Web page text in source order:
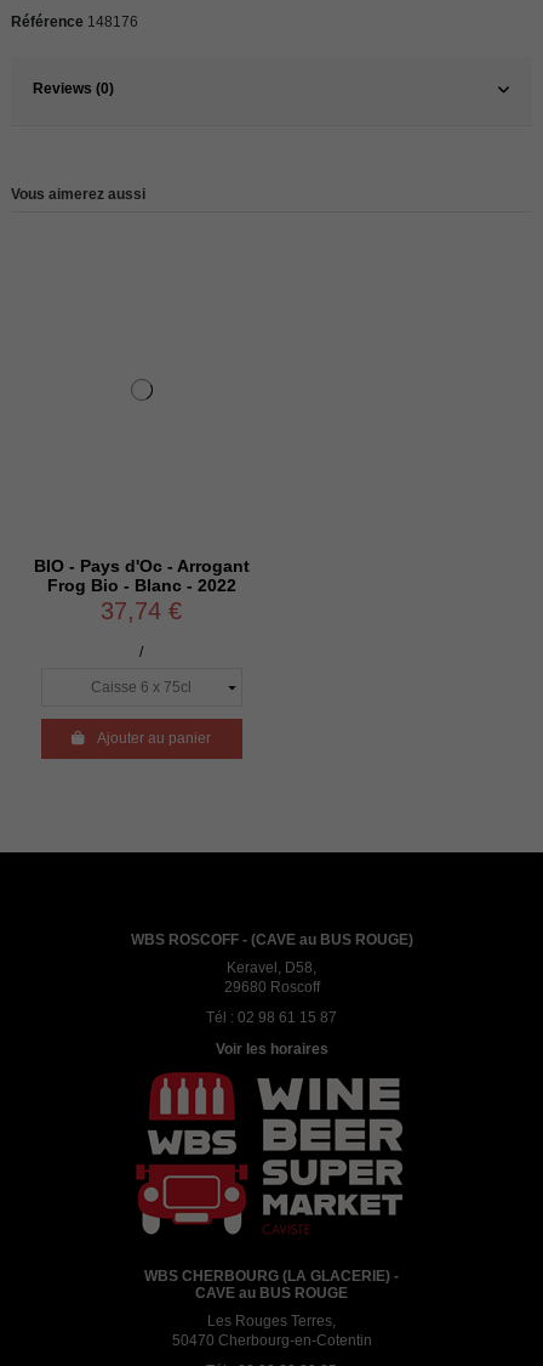
Référence 148176
Reviews (0)
Vous aimerez aussi
BIO - Pays d'Oc - Arrogant
Frog Bio - Blanc - 2022
37,74 €
/
Ajouter au panier
WBS ROSCOFF - (CAVE au BUS ROUGE)
Keravel, D58,
29680 Roscoff
Tél : 02 98 61 15 87
Voir les horaires
WBS CHERBOURG (LA GLACERIE) -
CAVE au BUS ROUGE
Les Rouges Terres,
50470 Cherbourg-en-Cotentin